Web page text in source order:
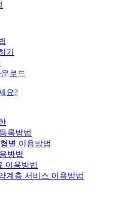
기
로드
요?
록방법
별 이용방법
방법
이용방법
계층 서비스 이용방법